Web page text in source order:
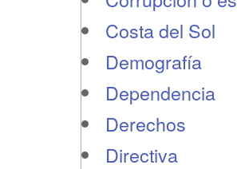
Costa del Sol
Demografí­a
Dependencia
Derechos
Directiva